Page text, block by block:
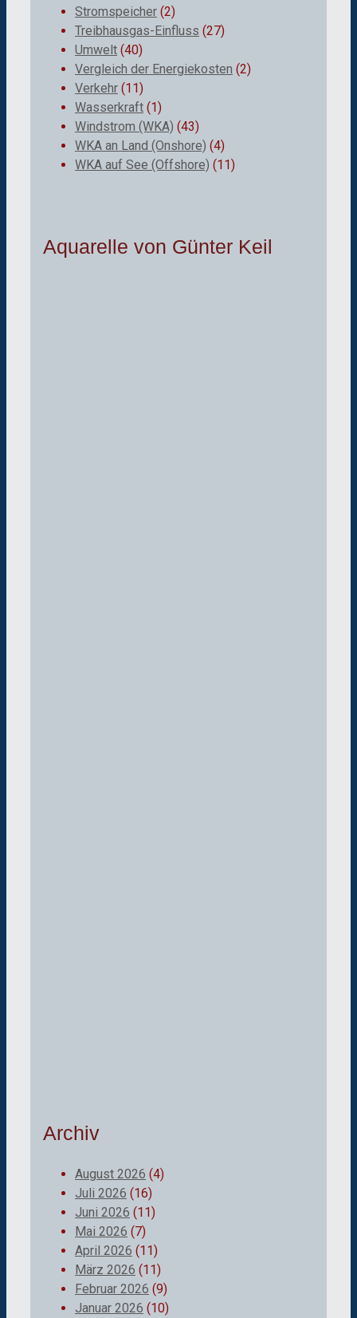
Stromspeicher (2)
Treibhausgas-Einfluss (27)
Umwelt (40)
Vergleich der Energiekosten (2)
Verkehr (11)
Wasserkraft (1)
Windstrom (WKA) (43)
WKA an Land (Onshore) (4)
WKA auf See (Offshore) (11)
Aquarelle von Günter Keil
Archiv
August 2026 (4)
Juli 2026 (16)
Juni 2026 (11)
Mai 2026 (7)
April 2026 (11)
März 2026 (11)
Februar 2026 (9)
Januar 2026 (10)